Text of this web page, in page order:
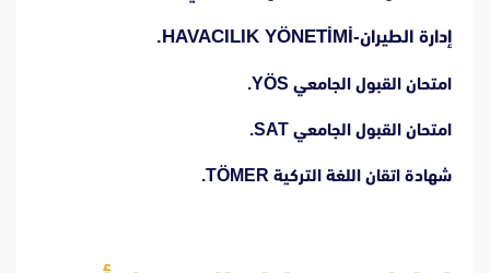
إدارة الطيران-HAVACILIK YÖNETİMİ.
امتحان القبول الجامعي YÖS.
امتحان القبول الجامعي SAT.
شهادة اتقان اللغة التركية TÖMER.